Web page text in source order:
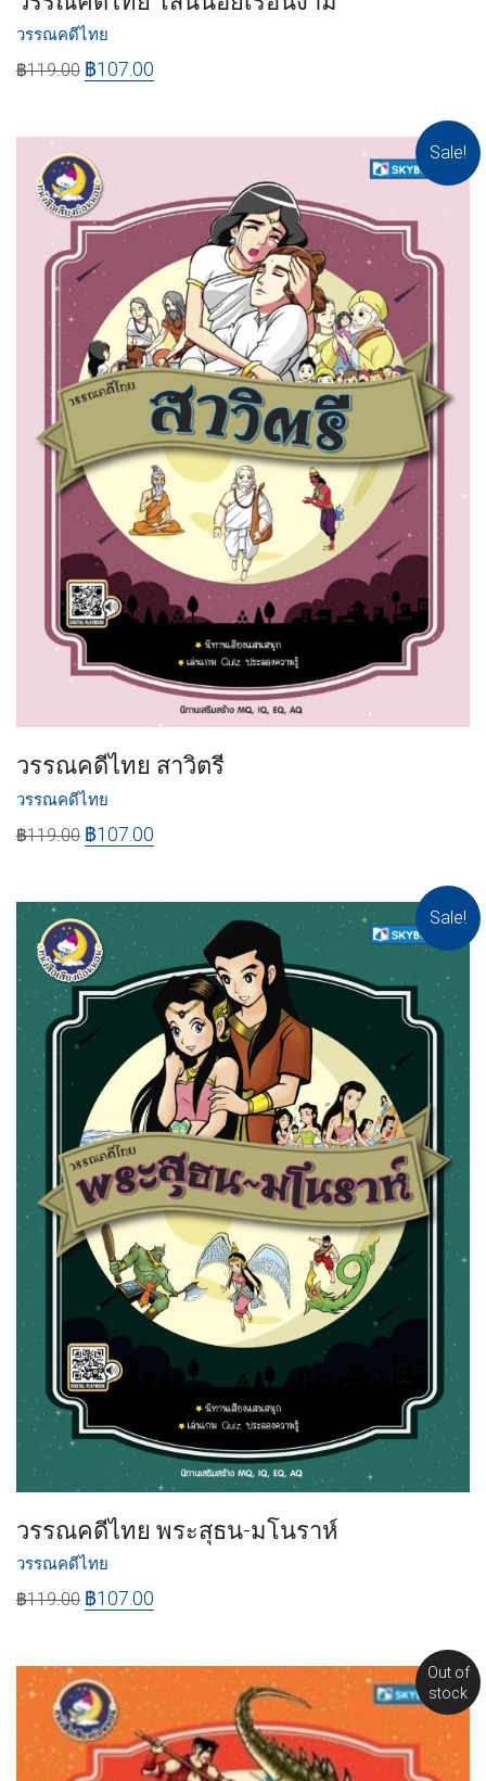
วรรณคดีไทย
฿119.00 ฿107.00
Sale!
วรรณคดีไทย สาวิตรี
วรรณคดีไทย
฿119.00 ฿107.00
Sale!
วรรณคดีไทย พระสุธน-มโนราห์
วรรณคดีไทย
฿119.00 ฿107.00
Out of
stock